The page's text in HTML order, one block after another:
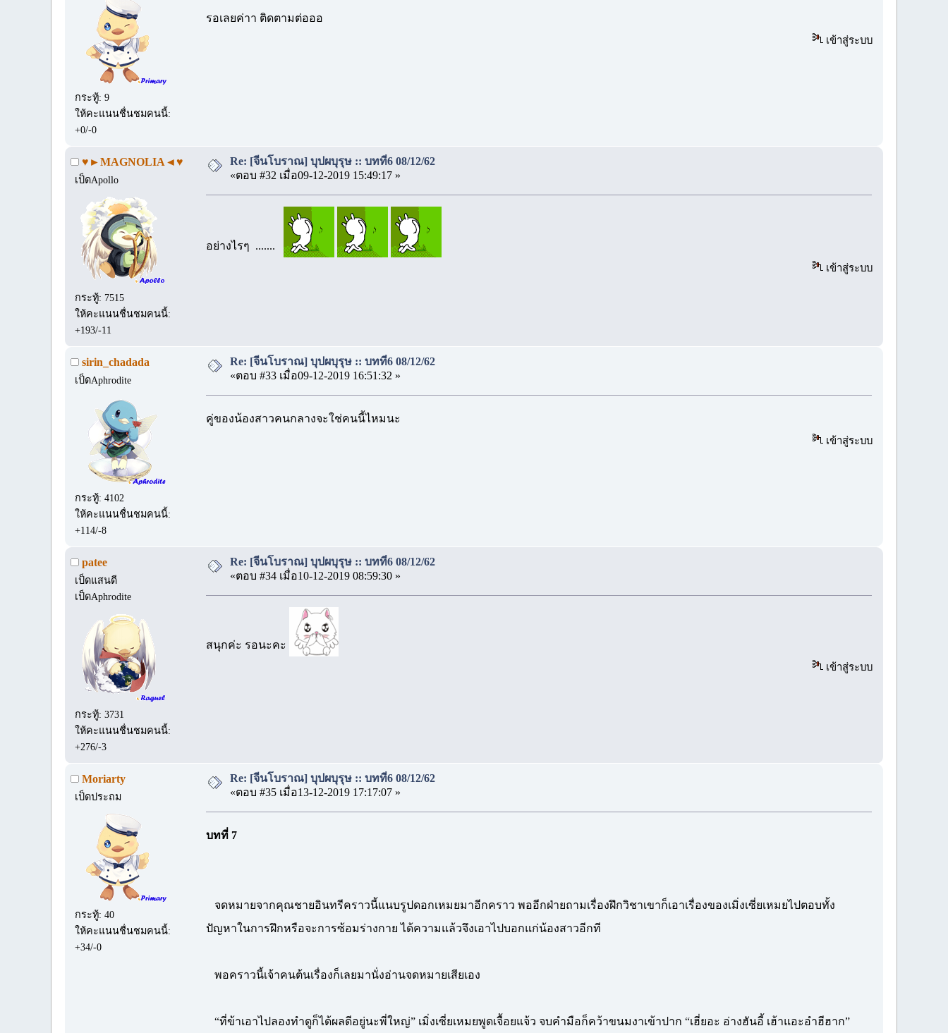
กระทู้: 9
ให้คะแนนชื่นชมคนนี้:
+0/-0
รอเลยค่าา ติดตามต่อออ
เข้าสู่ระบบ
♥►MAGNOLIA◄♥
เป็ดApollo
กระทู้: 7515
ให้คะแนนชื่นชมคนนี้:
+193/-11
Re: [จีนโบราณ] บุปผบุรุษ :: บทที่6 08/12/62
«ตอบ #32 เมื่อ09-12-2019 15:49:17 »
อย่างไรๆ .......
เข้าสู่ระบบ
sirin_chadada
เป็ดAphrodite
กระทู้: 4102
ให้คะแนนชื่นชมคนนี้:
+114/-8
Re: [จีนโบราณ] บุปผบุรุษ :: บทที่6 08/12/62
«ตอบ #33 เมื่อ09-12-2019 16:51:32 »
คู่ของน้องสาวคนกลางจะใช่คนนี้ไหมนะ
เข้าสู่ระบบ
patee
เป็ดแสนดี
เป็ดAphrodite
กระทู้: 3731
ให้คะแนนชื่นชมคนนี้:
+276/-3
Re: [จีนโบราณ] บุปผบุรุษ :: บทที่6 08/12/62
«ตอบ #34 เมื่อ10-12-2019 08:59:30 »
สนุกค่ะ รอนะคะ
เข้าสู่ระบบ
Moriarty
เป็ดประถม
กระทู้: 40
ให้คะแนนชื่นชมคนนี้:
+34/-0
Re: [จีนโบราณ] บุปผบุรุษ :: บทที่6 08/12/62
«ตอบ #35 เมื่อ13-12-2019 17:17:07 »
บทที่ 7
จดหมายจากคุณชายอินทรีคราวนี้แนบรูปดอกเหมยมาอีกคราว พออีกฝ่ายถามเรื่องฝึกวิชาเขาก็เอาเรื่องของเมิ่งเซี่ยเหมยไปตอบทั้ง
ปัญหาในการฝึกหรือจะการซ้อมร่างกาย ได้ความแล้วจึงเอาไปบอกแก่น้องสาวอีกที
พอคราวนี้เจ้าคนต้นเรื่องก็เลยมานั่งอ่านจดหมายเสียเอง
“ที่ข้าเอาไปลองทำดูก็ได้ผลดีอยู่นะพี่ใหญ่” เมิ่งเซี่ยเหมยพูดเจื้อยแจ้ว จบคำมือก็คว้าขนมงาเข้าปาก “เฮี่ยอะ อ่างฮันอี้ เฮ้าแอะอำฮีฮาก”